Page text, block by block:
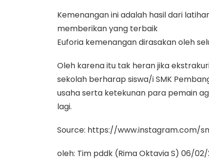
Kemenangan ini adalah hasil dari
memberikan yang terbaik
Euforia kemenangan dirasakan oleh
Oleh karena itu tak heran jika
sekolah berharap siswa/i SMK
usaha serta ketekunan para pemain
lagi.
Source: https://www.instagram.com/
oleh: Tim pddk (Rima Oktavia S) 06/